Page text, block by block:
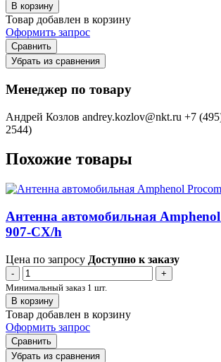
В корзину
Товар добавлен в корзину
Оформить запрос
Сравнить
Убрать из сравнения
Менеджер по товару
Андрей Козлов andrey.kozlov@nkt.ru +7
2544)
Похожие товары
Антенна автомобильная
907-CX/h
Цена по запросу Доступно к заказу
-
+
Минимальный заказ 1 шт.
В корзину
Товар добавлен в корзину
Оформить запрос
Сравнить
Убрать из сравнения